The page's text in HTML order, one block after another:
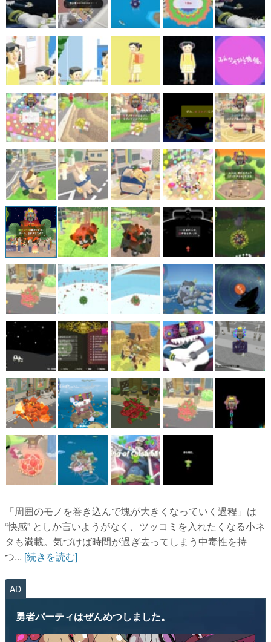
「周囲のモノを巻き込んで塊が大きくなっていく過程」は
“快感” としか言いようがなく、ツッコミを入れたくなる小ネ
タも満載。気づけば時間が過ぎ去ってしまう中毒性を持
つ... [続きを読む]
AD
勇者パーティはぜんめつしました。